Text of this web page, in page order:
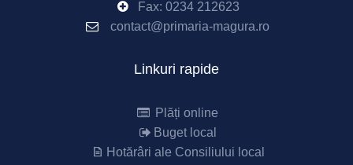
Fax: 0234 212623
contact@primaria-magura.ro
Linkuri rapide
Plăți online
Buget local
Hotărâri ale Consiliului local